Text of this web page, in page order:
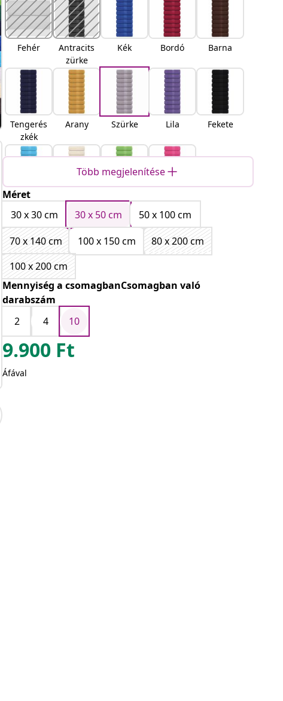
Fehér
Antracits
zürke
Kék Bordó Barna
Tengerés
zkék
Arany Szürke Lila Fekete
Türkiz Krém
Alma
zöld
Rózsaszí
n
Több megjelenítése
Méret
30 x 30 cm
30 x 50 cm
50 x 100 cm
70 x 140 cm
100 x 150 cm
80 x 200 cm
100 x 200 cm
Mennyiség a csomagbanCsomagban való
darabszám
2
4 10
9.900 Ft
Áfával